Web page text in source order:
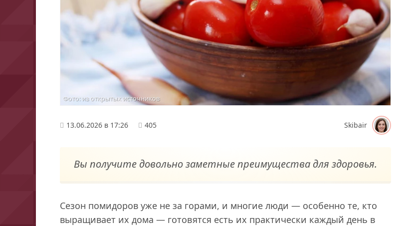
Фото: из открытых источников
13.06.2026 в 17:26 405 Skibair
Вы получите довольно заметные преимущества для здоровья.
Сезон помидоров уже не за горами, и многие люди — особенно те, кто
выращивает их дома — готовятся есть их практически каждый день в